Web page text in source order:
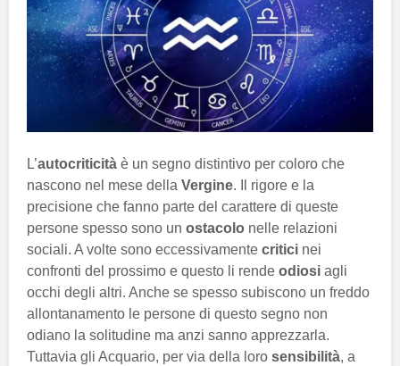
L’autocriticità è un segno distintivo per coloro che
nascono nel mese della Vergine. Il rigore e la
precisione che fanno parte del carattere di queste
persone spesso sono un ostacolo nelle relazioni
sociali. A volte sono eccessivamente critici nei
confronti del prossimo e questo li rende odiosi agli
occhi degli altri. Anche se spesso subiscono un freddo
allontanamento le persone di questo segno non
odiano la solitudine ma anzi sanno apprezzarla.
Tuttavia gli Acquario, per via della loro sensibilità, a